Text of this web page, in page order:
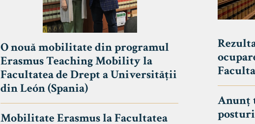
O nouă mobilitate din programul
Erasmus Teaching Mobility la
Facultatea de Drept a Universității
din León (Spania)
Mobilitate Erasmus la Facultatea
Anunț